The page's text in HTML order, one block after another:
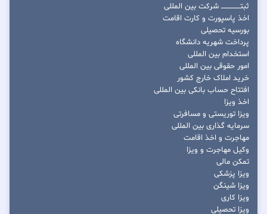
ثبتــــــــــــــــ شرکت بین المللی
اخذ پاسپورت و کارت اقامت
بورسیه تحصیلی
پرداخت شهریه دانشگاه
استخدام بین المللی
امور حقوقی بین المللی
خرید املاک خارج کشور
افتتاح حساب بانکی بین المللی
اخذ ویزا
ویزا توریستی و مسافرتی
سرمایه گذاری بین المللی
مهاجرت و اخذ اقامت
وکیل مهاجرت و ویزا
تمکن مالی
ویزا پزشکی
ویزا شینگن
ویزا کاری
ویزا تحصیلی